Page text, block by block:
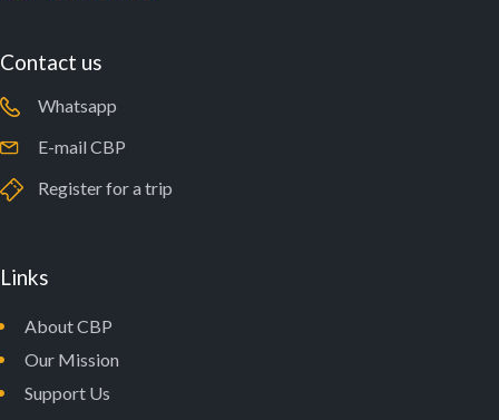
Contact us
Whatsapp
E-mail CBP
Register for a trip
Links
About CBP
Our Mission
Support Us